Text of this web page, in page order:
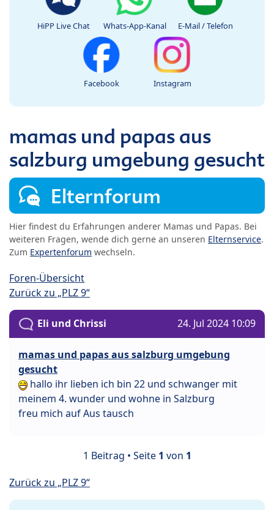
HiPP Live Chat Whats-App-Kanal E-Mail / Telefon
Facebook Instagram
mamas und papas aus
salzburg umgebung gesucht
Elternforum
Hier findest du Erfahrungen anderer Mamas und Papas. Bei
weiteren Fragen, wende dich gerne an unseren Elternservice.
Zum Expertenforum wechseln.
Foren-Übersicht
Zurück zu „PLZ 9“
Eli und Chrissi 24. Jul 2024 10:09
mamas und papas aus salzburg umgebung
gesucht
hallo ihr lieben ich bin 22 und schwanger mit
meinem 4. wunder und wohne in Salzburg
freu mich auf Aus tausch
1 Beitrag • Seite 1 von 1
Zurück zu „PLZ 9“